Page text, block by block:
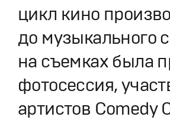
цикл кино
до музыкального
на съемках была
фотосессия,
артистов Comedy